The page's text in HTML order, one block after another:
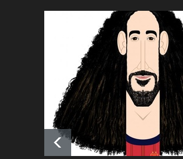
فراخوان رویداد کارگاهی کارتون و
پوستر "ایران سربل…
اخبار 6 ماه قبل
تسلیت به همکار | سهراب خیری
اخبار 6 ماه قبل